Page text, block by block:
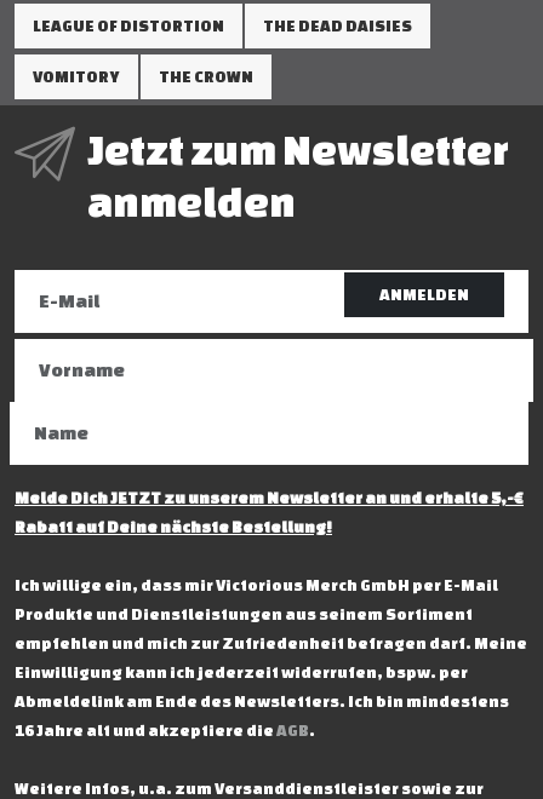
LEAGUE OF DISTORTION THE DEAD DAISIES
VOMITORY THE CROWN
Jetzt zum Newsletter
anmelden
ANMELDEN
Melde Dich JETZT zu unserem Newsletter an und erhalte 5,-€
Rabatt auf Deine nächste Bestellung!
Ich willige ein, dass mir Victorious Merch GmbH per E-Mail
Produkte und Dienstleistungen aus seinem Sortiment
empfehlen und mich zur Zufriedenheit befragen darf. Meine
Einwilligung kann ich jederzeit widerrufen, bspw. per
Abmeldelink am Ende des Newsletters. Ich bin mindestens
16 Jahre alt und akzeptiere die AGB.
Weitere Infos, u.a. zum Versanddienstleister sowie zur